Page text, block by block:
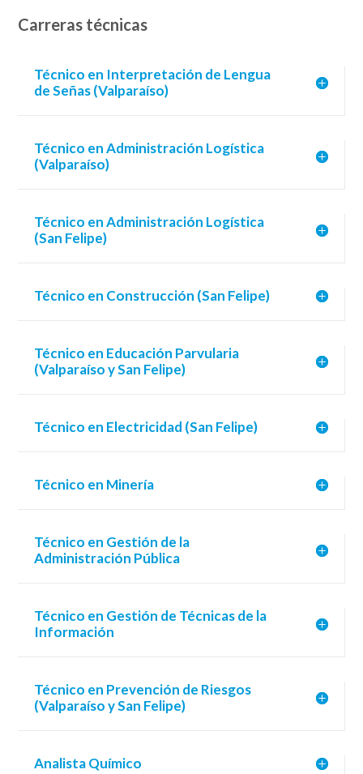
Carreras técnicas
Técnico en Interpretación de Lengua
de Señas (Valparaíso)
Técnico en Administración Logística
(Valparaíso)
Técnico en Administración Logística
(San Felipe)
Técnico en Construcción (San Felipe)
Técnico en Educación Parvularia
(Valparaíso y San Felipe)
Técnico en Electricidad (San Felipe)
Técnico en Minería
Técnico en Gestión de la
Administración Pública
Técnico en Gestión de Técnicas de la
Información
Técnico en Prevención de Riesgos
(Valparaíso y San Felipe)
Analista Químico